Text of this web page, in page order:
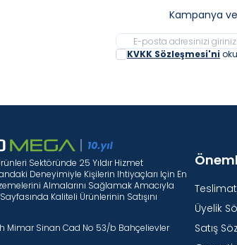
Kampanya
KVKK Sözleşmesi'ni
Sektöründe 25 Yıldır Hizmet
Deneyimiyle Kişilerin Ihtiyaçları Için En
Almalarını Sağlamak Amacıyla
Kaliteli Ürünlerinin Satışını
Mimar Sinan Cad No 53/b Bahçelievler
Teslimat
Üyelik
Satış